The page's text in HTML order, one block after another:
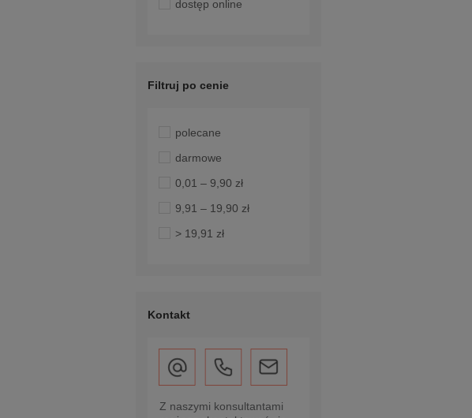
dostęp online
Filtruj po cenie
polecane
darmowe
0,01 – 9,90 zł
9,91 – 19,90 zł
> 19,91 zł
Kontakt
Z naszymi konsultantami